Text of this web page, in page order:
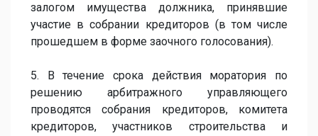
залогом имущества должника, принявшие
участие в собрании кредиторов (в том числе
прошедшем в форме заочного голосования).
5. В течение срока действия моратория по
решению арбитражного управляющего
проводятся собрания кредиторов, комитета
кредиторов, участников строительства и